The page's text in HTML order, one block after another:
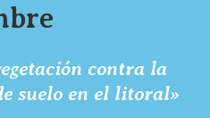
contra la
suelo en el litoral»